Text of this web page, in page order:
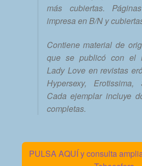
más cubiertas.
impresa en B/N y
Contiene material de
que se publicó con el
Lady Love en revistas
Hypersexy, Erotissima,
Cada ejemplar incluye
completas.
PULSA AQUÍ y consulta